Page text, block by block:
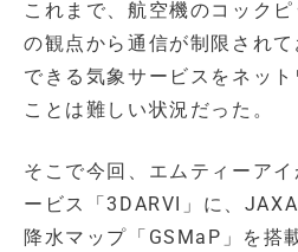
これまで、航空機のコック
の観点から通信が制限され
できる気象サービスをネッ
ことは難しい状況だった。
そこで今回、エムティーア
ービス「3DARVI」に、
降水マップ「GSMaP」を搭